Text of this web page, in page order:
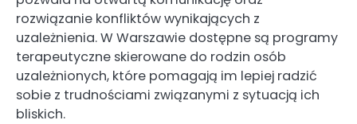
rozwiązanie konfliktów wynikających z
uzależnienia. W Warszawie dostępne są programy
terapeutyczne skierowane do rodzin osób
uzależnionych, które pomagają im lepiej radzić
sobie z trudnościami związanymi z sytuacją ich
bliskich.